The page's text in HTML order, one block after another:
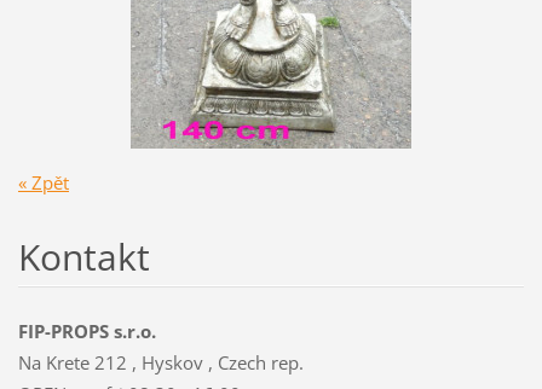
« Zpět
Kontakt
FIP-PROPS s.r.o.
Na Krete 212 , Hyskov , Czech rep.